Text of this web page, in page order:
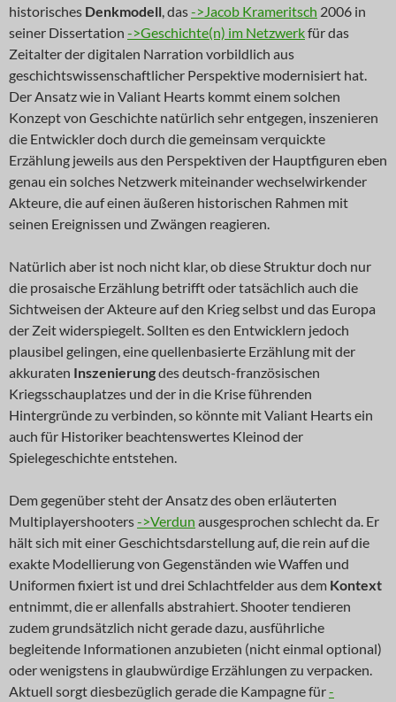
historisches Denkmodell, das->Jacob Krameritsch 2006 in
seiner Dissertation ->Geschichte(n) im Netzwerkfür das
Zeitalter der digitalen Narration vorbildlich aus
geschichtswissenschaftlicher Perspektive modernisiert hat.
Der Ansatz wie in Valiant Hearts kommt einem solchen
Konzept von Geschichte natürlich sehr entgegen, inszenieren
die Entwickler doch durch die gemeinsam verquickte
Erzählung jeweils aus den Perspektiven der Hauptfiguren eben
genau ein solches Netzwerk miteinander wechselwirkender
Akteure, die auf einen äußeren historischen Rahmen mit
seinen Ereignissen und Zwängen reagieren.
Natürlich aber ist noch nicht klar, ob diese Struktur doch nur
die prosaische Erzählung betrifft oder tatsächlich auch die
Sichtweisen der Akteure auf den Krieg selbst und das Europa
der Zeit widerspiegelt. Sollten es den Entwicklern jedoch
plausibel gelingen, eine quellenbasierte Erzählung mit der
akkuraten Inszenierungdes deutsch-französischen
Kriegsschauplatzes und der in die Krise führenden
Hintergründe zu verbinden, so könnte mit Valiant Hearts ein
auch für Historiker beachtenswertes Kleinod der
Spielegeschichte entstehen.
Dem gegenüber steht der Ansatz des oben erläuterten
Multiplayershooters->Verdun ausgesprochen schlecht da. Er
hält sich mit einer Geschichtsdarstellung auf, die rein auf die
exakte Modellierung von Gegenständen wie Waffen und
Uniformen fixiert ist und drei Schlachtfelder aus dem Kontext
entnimmt, die er allenfalls abstrahiert. Shooter tendieren
zudem grundsätzlich nicht gerade dazu, ausführliche
begleitende Informationen anzubieten (nicht einmal optional)
oder wenigstens in glaubwürdige Erzählungen zu verpacken.
Aktuell sorgt diesbezüglich gerade die Kampagne für-